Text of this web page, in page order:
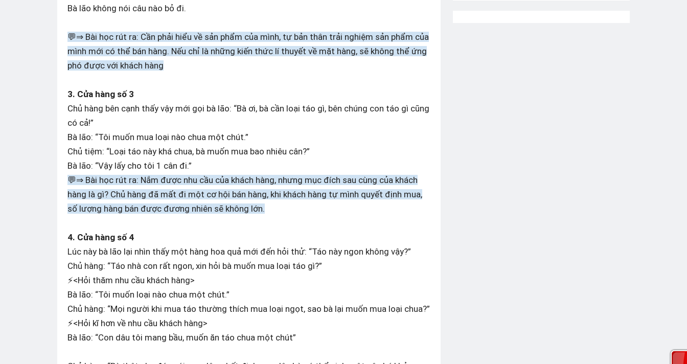
Bà lão không nói câu nào bỏ đi.
💬⇒ Bài học rút ra: Cần phải hiểu về sản phẩm của mình, tự bản thân trải nghiệm sản phẩm của
mình mới có thể bán hàng. Nếu chỉ là những kiến thức lí thuyết về mặt hàng, sẽ không thể ứng
phó được với khách hàng
3. Cửa hàng số 3
Chủ hàng bên cạnh thấy vậy mới gọi bà lão: “Bà ơi, bà cần loại táo gì, bên chúng con táo gì cũng
có cả!”
Bà lão: “Tôi muốn mua loại nào chua một chút.”
Chủ tiệm: “Loại táo này khá chua, bà muốn mua bao nhiêu cân?”
Bà lão: “Vậy lấy cho tôi 1 cân đi.”
💬⇒ Bài học rút ra: Nắm được nhu cầu của khách hàng, nhưng mục đích sau cùng của khách
hàng là gì? Chủ hàng đã mất đi một cơ hội bán hàng, khi khách hàng tự mình quyết định mua,
số lượng hàng bán được đương nhiên sẽ không lớn.
4. Cửa hàng số 4
Lúc này bà lão lại nhìn thấy một hàng hoa quả mới đến hỏi thử: “Táo này ngon không vậy?”
Chủ hàng: “Táo nhà con rất ngon, xin hỏi bà muốn mua loại táo gì?”
⚡<Hỏi thăm nhu cầu khách hàng>
Bà lão: “Tôi muốn loại nào chua một chút.”
Chủ hàng: “Mọi người khi mua táo thường thích mua loại ngọt, sao bà lại muốn mua loại chua?”
⚡<Hỏi kĩ hơn về nhu cầu khách hàng>
Bà lão: “Con dâu tôi mang bầu, muốn ăn táo chua một chút”